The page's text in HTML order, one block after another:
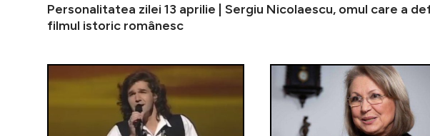
Personalitatea zilei 13 aprilie | Sergiu Nicolaescu, omul care a
filmul istoric românesc